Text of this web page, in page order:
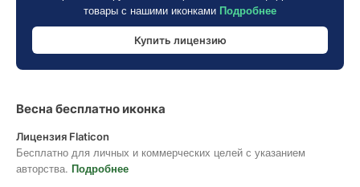
товары с нашими иконками Подробнее
Купить лицензию
Весна бесплатно иконка
Лицензия Flaticon
Бесплатно для личных и коммерческих целей с указанием
авторства. Подробнее